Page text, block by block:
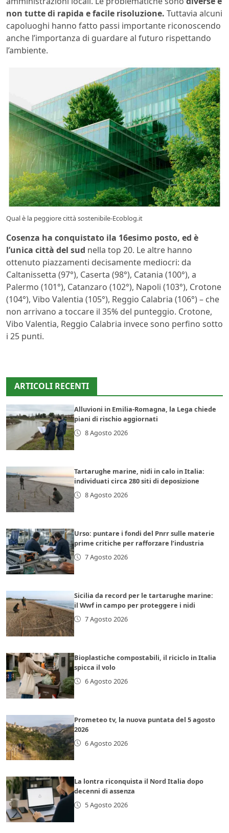
non tutte di rapida e facile risoluzione. Tuttavia alcuni
capoluoghi hanno fatto passi importante riconoscendo
anche l’importanza di guardare al futuro rispettando
l’ambiente.
Qual è la peggiore città sostenibile-Ecoblog.it
Cosenza ha conquistato ila 16esimo posto, ed è
l’unica città del sud nella top 20. Le altre hanno
ottenuto piazzamenti decisamente mediocri: da
Caltanissetta (97°), Caserta (98°), Catania (100°), a
Palermo (101°), Catanzaro (102°), Napoli (103°), Crotone
(104°), Vibo Valentia (105°), Reggio Calabria (106°) – che
non arrivano a toccare il 35% del punteggio. Crotone,
Vibo Valentia, Reggio Calabria invece sono perfino sotto
i 25 punti.
ARTICOLI RECENTI
Alluvioni in Emilia-Romagna, la Lega chiede
piani di rischio aggiornati
8 Agosto 2026
Tartarughe marine, nidi in calo in Italia:
individuati circa 280 siti di deposizione
8 Agosto 2026
Urso: puntare i fondi del Pnrr sulle materie
prime critiche per rafforzare l’industria
7 Agosto 2026
Sicilia da record per le tartarughe marine:
il Wwf in campo per proteggere i nidi
7 Agosto 2026
Bioplastiche compostabili, il riciclo in Italia
spicca il volo
6 Agosto 2026
Prometeo tv, la nuova puntata del 5 agosto
2026
6 Agosto 2026
La lontra riconquista il Nord Italia dopo
decenni di assenza
5 Agosto 2026